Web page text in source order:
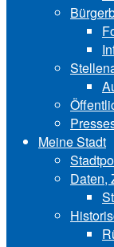
Meine Stadt
Daten,